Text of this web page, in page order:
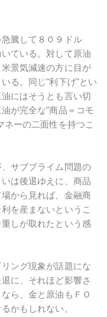
騰して８０９ドル
ている。対して原油
景気減速の方に目が
る。同じ"利下げ"とい
にはそうとも言い切
が完全な"商品＝コモ
ーの二面性を持つこ
サブプライム問題の
は後退ゆえに、商品
から見れば、金融商
を産まないというこ
しが取れたという感
ング現象が話題にな
に、それほど影響さ
ら、金と原油もＦＯ
かもしれない。